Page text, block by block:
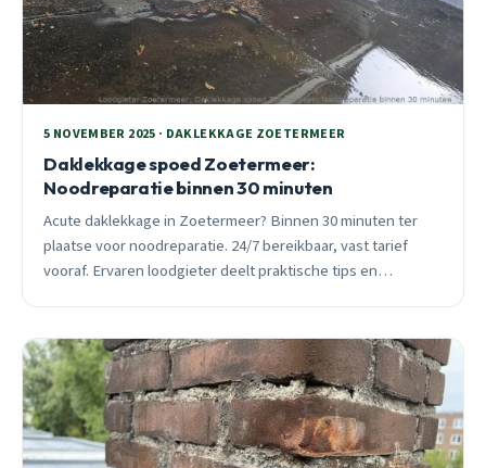
5 NOVEMBER 2025 · DAKLEKKAGE ZOETERMEER
Daklekkage spoed Zoetermeer:
Noodreparatie binnen 30 minuten
Acute daklekkage in Zoetermeer? Binnen 30 minuten ter
plaatse voor noodreparatie. 24/7 bereikbaar, vast tarief
vooraf. Ervaren loodgieter deelt praktische tips en